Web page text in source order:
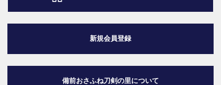
新規会員登録
備前おさふね刀剣の里について